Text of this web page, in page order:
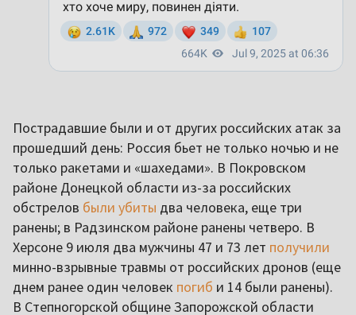
Пострадавшие были и от других российских атак за
прошедший день: Россия бьет не только ночью и не
только ракетами и «шахедами». В Покровском
районе Донецкой области из-за российских
обстрелов были убиты два человека, еще три
ранены; в Радзинском районе ранены четверо. В
Херсоне 9 июля два мужчины 47 и 73 лет получили
минно-взрывные травмы от российских дронов (еще
днем ранее один человек погиб и 14 были ранены).
В Степногорской общине Запорожской области